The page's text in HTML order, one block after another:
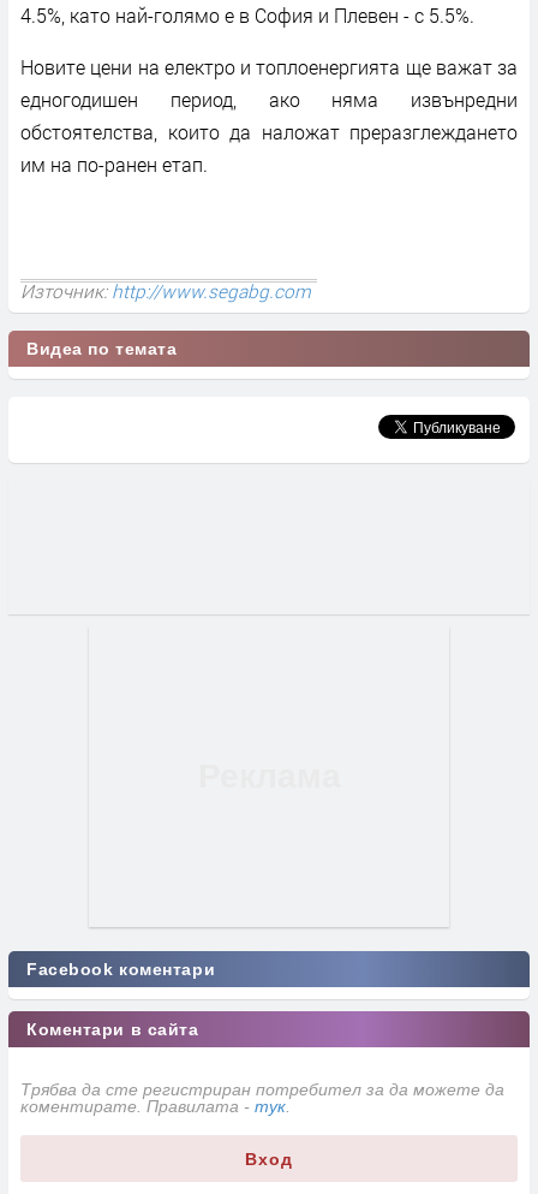
4.5%, като най-голямо е в София и Плевен - с 5.5%.
Новите цени на електро и топлоенергията ще важат за
едногодишен период, ако няма извънредни
обстоятелства, които да наложат преразглеждането
им на по-ранен етап.
Източник:http://www.segabg.com
Видеа по темата
Facebook коментари
Коментари в сайта
Трябва да сте регистриран потребител за да можете да
коментирате. Правилата - тук
Вход